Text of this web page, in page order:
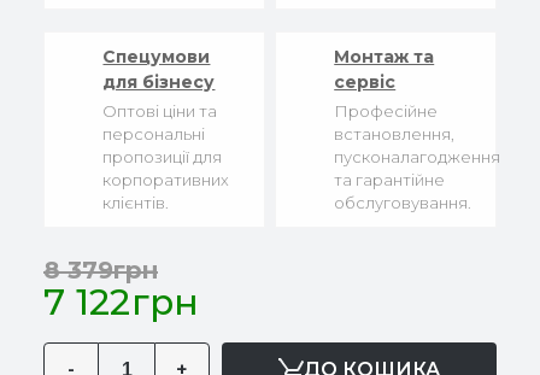
Спецумови
для бізнесу
Оптові ціни та
персональні
пропозиції для
корпоративних
клієнтів.
Монтаж та
сервіс
Професійне
встановлення,
пусконалагодження
та гарантійне
обслуговування.
7 122грн
8 379грн
- + ДО КОШИКА